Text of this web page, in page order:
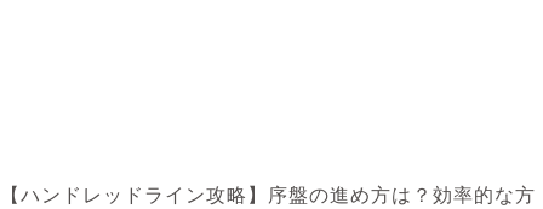
【ハンドレッドライン攻略】序盤の進め方は？効率的な方